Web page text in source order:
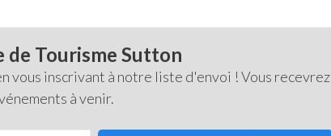
Tourisme Sutton
vous inscrivant à notre liste d'envoi ! Vous recevrez
à venir.